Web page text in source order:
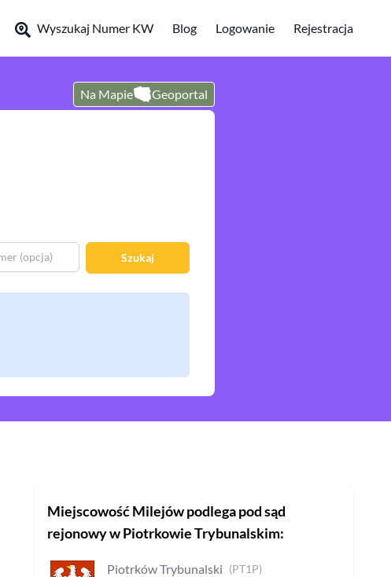
Wyszukaj Numer KW Blog Logowanie Rejestracja
Na Mapie Geoportal
Szukaj
MiejscowośćMilejówpodlega pod sąd
rejonowyw Piotrkowie Trybunalskim:
Piotrków Trybunalski (PT1P)